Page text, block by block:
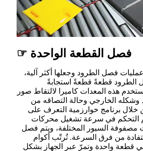
فصل القطعة الواحدة ☞
فصل الطرود وجعلها أكثر آلية،
قطعةً قطعةً استجابةً
هذه المعدات كاميرا لالتقاط صور
الخارجي وحالة التصاقه من
خلال برنامج خوارزمية التعرف على
التحكم في سرعة تشغيل محركات
مصفوفة السيور المختلفة، ويتم فصل
من فرق السرعة. تُرتّب أكوام
قطعة واحدة وتمرّ عبر الجهاز بشكل